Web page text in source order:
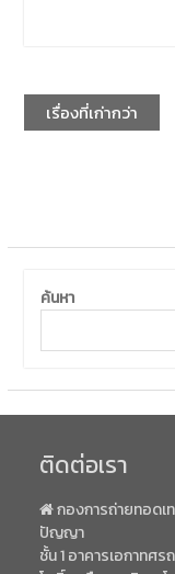
เรื่องที่เก่ากว่า
ค้นหา
ติดต่อเรา
กองการถ่ายทอดเ
ปัญญา
ชั้น 1 อาคารเอกาทศ